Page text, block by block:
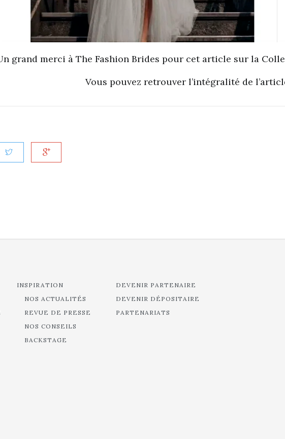
grand merci à The Fashion Brides pour cet article sur la
Vous pouvez retrouver l’intégralité de
INSPIRATION
NOS ACTUALITÉS
REVUE DE PRESSE
NOS CONSEILS
BACKSTAGE
DEVENIR PARTENAIRE
DEVENIR DÉPOSITAIRE
PARTENARIATS